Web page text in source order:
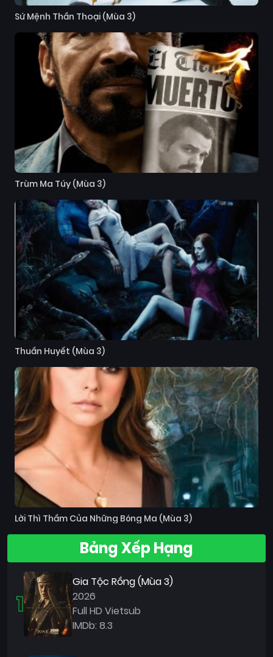
Sứ Mệnh Thần Thoại (Mùa 3)
Trùm Ma Túy (Mùa 3)
Thuần Huyết (Mùa 3)
Lời Thì Thầm Của Những Bóng Ma (Mùa 3)
Bảng Xếp Hạng
1
Gia Tộc Rồng (Mùa 3)
2026
Full HD Vietsub
IMDb: 8.3